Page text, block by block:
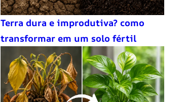
Terra dura e improdutiva? como
transformar em um solo fértil